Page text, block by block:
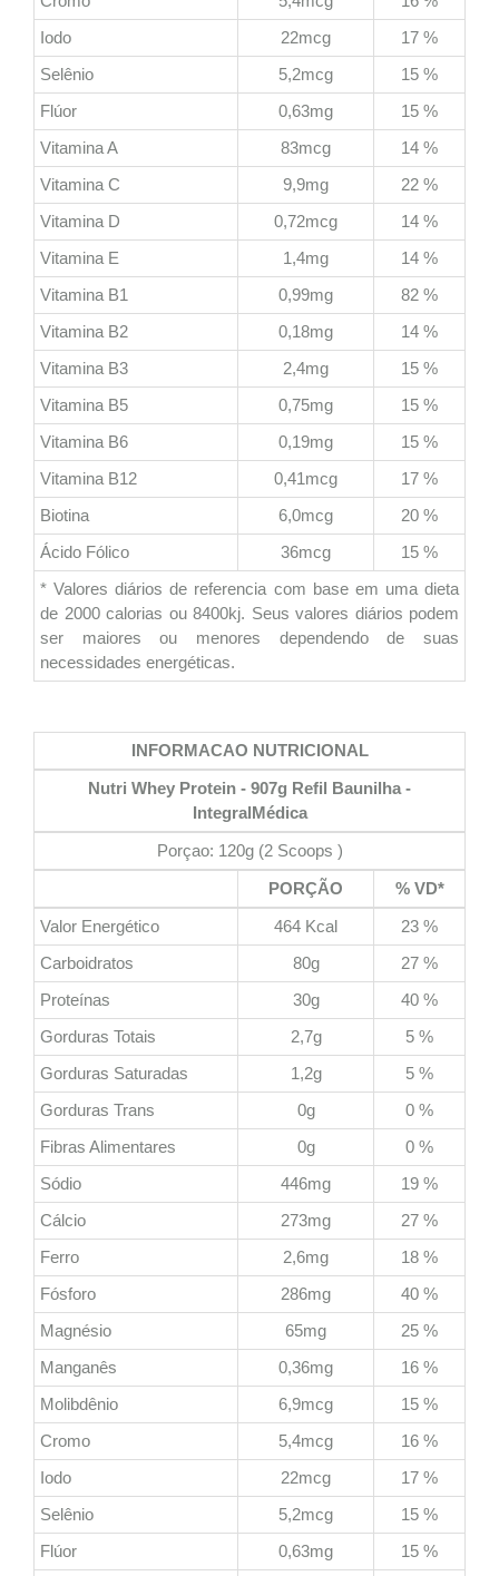
Iodo
22mcg
17 %
Selênio
5,2mcg
15 %
Flúor
0,63mg
15 %
Vitamina A
83mcg
14 %
Vitamina C
9,9mg
22 %
Vitamina D
0,72mcg
14 %
Vitamina E
1,4mg
14 %
Vitamina B1
0,99mg
82 %
Vitamina B2
0,18mg
14 %
Vitamina B3
2,4mg
15 %
Vitamina B5
0,75mg
15 %
Vitamina B6
0,19mg
15 %
Vitamina B12
0,41mcg
17 %
Biotina
6,0mcg
20 %
Ácido Fólico
36mcg
15 %
* Valores diários de referencia com base em uma dieta
de 2000 calorias ou 8400kj. Seus valores diários podem
ser maiores ou menores dependendo de suas
necessidades energéticas.
INFORMACAO NUTRICIONAL
Nutri Whey Protein - 907g Refil Baunilha -
IntegralMédica
Porçao: 120g (2 Scoops )
PORÇÃO
% VD*
Valor Energético
464 Kcal
23 %
Carboidratos
80g
27 %
Proteínas
30g
40 %
Gorduras Totais
2,7g
5 %
Gorduras Saturadas
1,2g
5 %
Gorduras Trans
0g
0 %
Fibras Alimentares
0g
0 %
Sódio
446mg
19 %
Cálcio
273mg
27 %
Ferro
2,6mg
18 %
Fósforo
286mg
40 %
Magnésio
65mg
25 %
Manganês
0,36mg
16 %
Molibdênio
6,9mcg
15 %
Cromo
5,4mcg
16 %
Iodo
22mcg
17 %
Selênio
5,2mcg
15 %
Flúor
0,63mg
15 %